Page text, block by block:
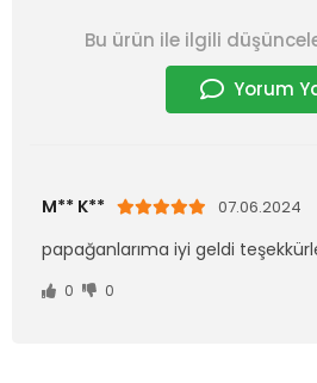
Bu ürün ile ilgili
Yorum
M** K** 07.06.2024
papağanlarıma iyi geldi
0 0